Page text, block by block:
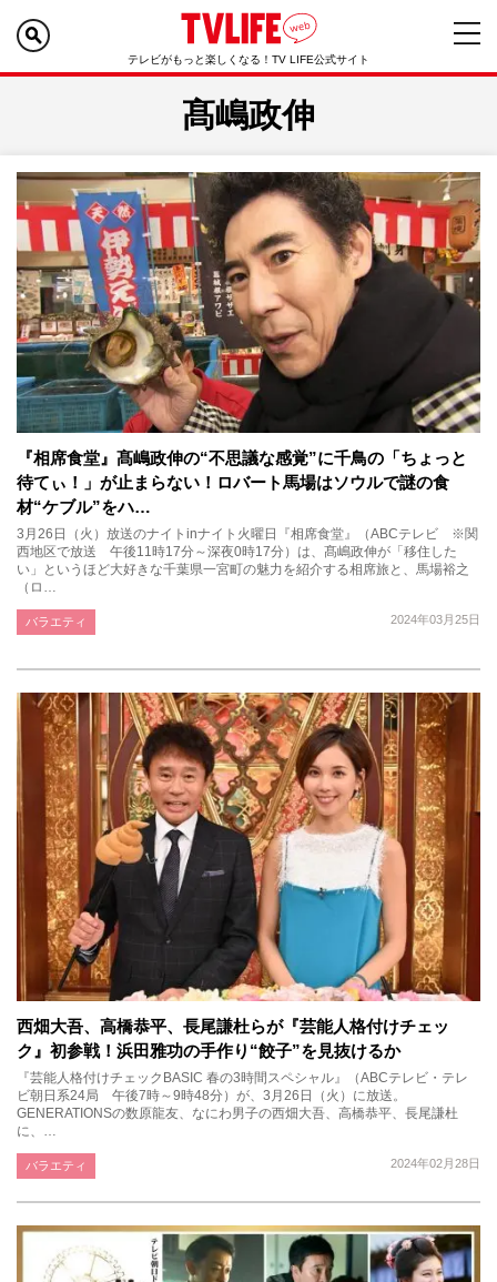
テレビがもっと楽しくなる！TV LIFE公式サイト
髙嶋政伸
『相席食堂』髙嶋政伸の“不思議な感覚”に千鳥の「ちょっと
待てぃ！」が止まらない！ロバート馬場はソウルで謎の食
材“ケブル”をハ…
3月26日（火）放送のナイトinナイト火曜日『相席食堂』（ABCテレビ ※関
西地区で放送 午後11時17分～深夜0時17分）は、髙嶋政伸が「移住した
い」というほど大好きな千葉県一宮町の魅力を紹介する相席旅と、馬場裕之
（ロ…
2024年03月25日
バラエティ
西畑大吾、高橋恭平、長尾謙杜らが『芸能人格付けチェッ
ク』初参戦！浜田雅功の手作り“餃子”を見抜けるか
『芸能人格付けチェックBASIC 春の3時間スペシャル』（ABCテレビ・テレ
ビ朝日系24局 午後7時～9時48分）が、3月26日（火）に放送。
GENERATIONSの数原龍友、なにわ男子の西畑大吾、高橋恭平、長尾謙杜
に、…
2024年02月28日
バラエティ